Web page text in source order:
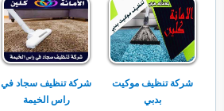
شركة تنظيف موكيت
بدبي
شركة تنظيف سجاد في
راس الخيمة